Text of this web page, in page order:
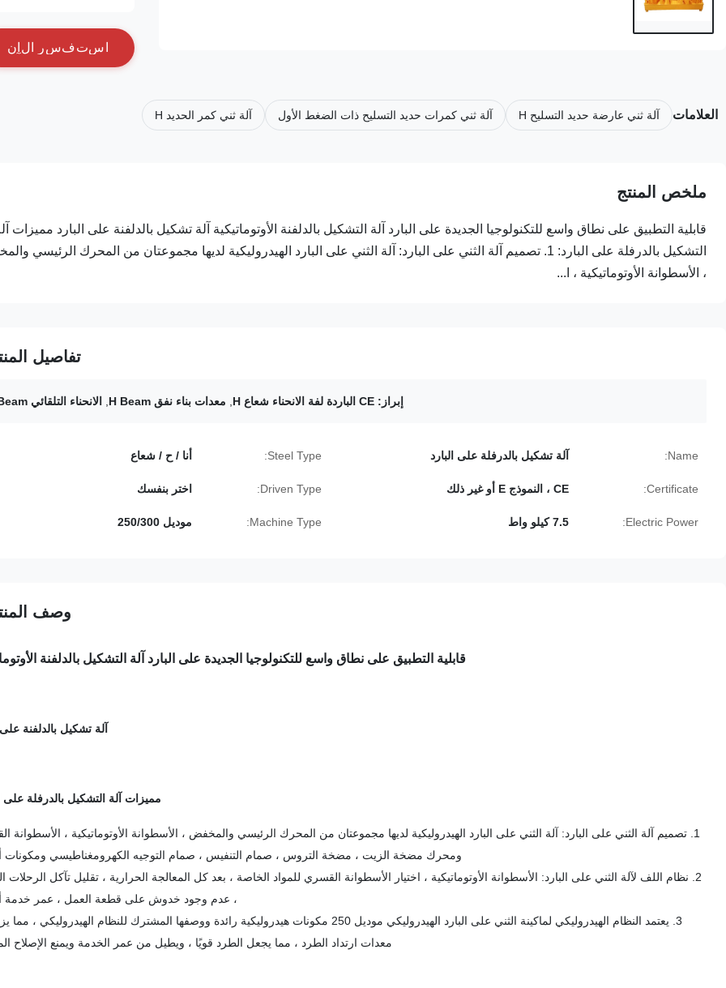
ستفسر ل ن
العلامات آلة ثني عارضة حديد التسليح H آلة ثني كمرات حديد التسليح ذات الضغط الأول آلة ثني كمر الحديد H
ملخص المنتج
قابلية التطبيق على نطاق واسع للتكنولوجيا الجديدة على البارد آلة التشكيل بالدلفنة الأوتوماتيكية آلة تشكيل بالدلفنة على البارد مميزات
التشكيل بالدرفلة على البارد: 1. تصميم آلة الثني على البارد: آلة الثني على البارد الهيدروليكية لديها مجموعتان من المحرك الرئيسي
، الأسطوانة الأوتوماتيكية ، ا...
تفاصيل
إبراز: CE الباردة لفة الانحناء شعاع H معدات بناء نفق H Beam الانحناء التلقائي H Beam
Name: آلة تشكيل بالدرفلة على البارد Steel Type: أنا / ح / شعاع
Certificate: CE ، النموذج E أو غير ذلك Driven Type: اختر بنفسك
Electric Power: 7.5 كيلو واط Machine Type: موديل 250/300
وصف
قابلية التطبيق على نطاق واسع للتكنولوجيا الجديدة على البارد آلة التشكيل بالدلفنة
آلة تشكيل بالدلفنة على
مميزات آلة التشكيل بالدرفلة على
1. تصميم آلة الثني على البارد: آلة الثني على البارد الهيدروليكية لديها مجموعتان من المحرك الرئيسي والمخفض ، الأسطوانة الأوتوماتيكية ، الأسطوانة
ومحرك مضخة الزيت ، مضخة التروس ، صمام التنفيس ، صمام التوجيه الكهرومغناطيسي ومكونات
2. نظام اللف لآلة الثني على البارد: الأسطوانة الأوتوماتيكية ، اختيار الأسطوانة القسري للمواد الخاصة ، بعد كل المعالجة الحرارية ، تقليل تآكل الرحلات
، عدم وجود خدوش على قطعة العمل ، عمر خدمة
3. يعتمد النظام الهيدروليكي لماكينة الثني على البارد الهيدروليكي موديل 250 مكونات هيدروليكية رائدة ووصفها المشترك للنظام الهيدروليكي
معدات ارتداد الطرد ، مما يجعل الطرد قويًا ، ويطيل من عمر الخدمة ويمنع الإصلاح